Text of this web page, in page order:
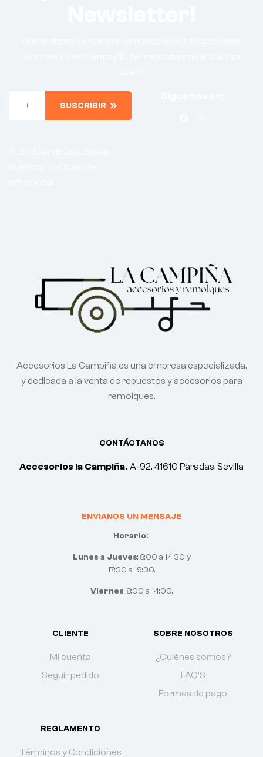
SUSCRIBIR
CONTÁCTANOS
Accesorios la Campiña. A-92, 41610 Paradas, Sevilla
ENVIANOS UN MENSAJE
Horario:
Lunes a Jueves: 8:00 a 14:30 y
17:30 a 19:30.
Viernes: 8:00 a 14:00.
CLIENTE
Mi cuenta
Seguir pedido
SOBRE NOSOTROS
¿Quiénes somos?
FAQ'S
Formas de pago
REGLAMENTO
Términos y Condiciones
Accesorios La Campiña es una empresa especializada,
y dedicada a la venta de repuestos y accesorios para
remolques.